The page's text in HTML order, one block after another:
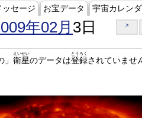
セージ お宝データ 宇宙カレン
年02月 3日 >
衛星
えいせい
のデータは登録
とうろく
されていませ